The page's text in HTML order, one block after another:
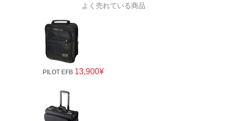
よく売れている商品
PILOT EFB 13,900¥